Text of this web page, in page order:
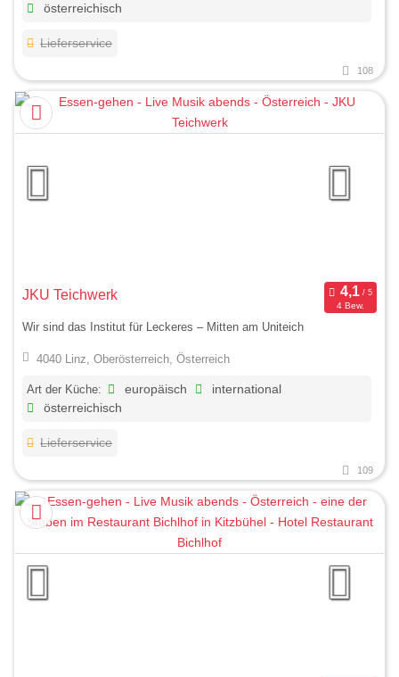
österreichisch
Lieferservice
108
JKU Teichwerk
4 Bew.
Wir sind das Institut für Leckeres – Mitten am Uniteich
4040 Linz, Oberösterreich, Österreich
Art der Küche: europäisch
international
österreichisch
Lieferservice
109